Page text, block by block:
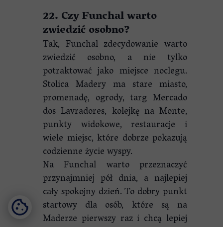
22. Czy Funchal warto
zwiedzić osobno?
Tak, Funchal zdecydowanie warto
zwiedzić osobno, a nie tylko
potraktować jako miejsce noclegu.
Stolica Madery ma stare miasto,
promenadę, ogrody, targ Mercado
dos Lavradores, kolejkę na Monte,
punkty widokowe, restauracje i
wiele miejsc, które dobrze pokazują
codzienne życie wyspy.
Na Funchal warto przeznaczyć
przynajmniej pół dnia, a najlepiej
cały spokojny dzień. To dobry punkt
startowy dla osób, które są na
Maderze pierwszy raz i chcą lepiej